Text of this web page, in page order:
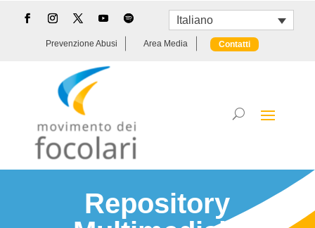
Italiano
Prevenzione Abusi Area Media Contatti
Repository